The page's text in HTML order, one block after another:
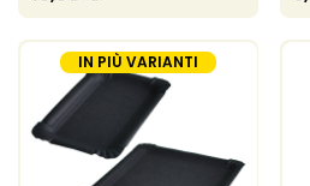
IN PIÙ VARIANTI